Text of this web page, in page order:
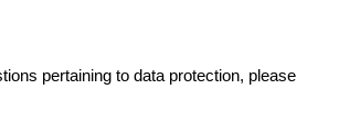
pertaining to data protection, please